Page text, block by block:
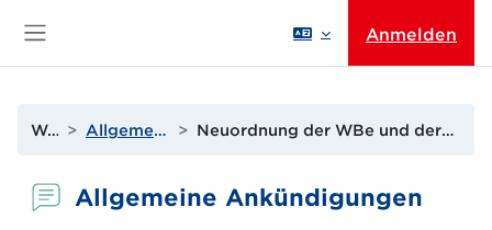
Anmelden
Website Allgemeine Ankündigungen Neuordnung der WBe und deren Implikationen für die Nutzung der Lernplattform
Allgemeine Ankündigungen